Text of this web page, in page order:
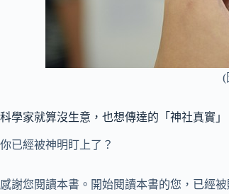
(
科學家就算沒生意，也想傳達的「神社真實」
你已經被神明盯上了？
感謝您閱讀本書。開始閱讀本書的您，已經